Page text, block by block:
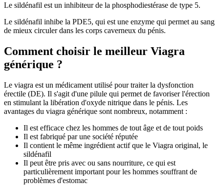
Le sildénafil est un inhibiteur de la phosphodiestérase de type 5.
Le sildénafil inhibe la PDE5, qui est une enzyme qui permet au sang
de mieux circuler dans les corps caverneux du pénis.
Comment choisir le meilleur Viagra
générique ?
Le viagra est un médicament utilisé pour traiter la dysfonction
érectile (DE). Il s'agit d'une pilule qui permet de favoriser l'érection
en stimulant la libération d'oxyde nitrique dans le pénis. Les
avantages du viagra générique sont nombreux, notamment :
Il est efficace chez les hommes de tout âge et de tout poids
Il est fabriqué par une société réputée
Il contient le même ingrédient actif que le Viagra original, le
sildénafil
Il peut être pris avec ou sans nourriture, ce qui est
particulièrement important pour les hommes souffrant de
problèmes d'estomac